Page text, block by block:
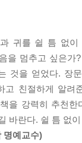
거리면 강하게 받
니다. 아무리 사
가장 신속 정확
이다.
게 뒤집을 때도 좋
공원이 있습니다(
결정판!
남자, 이 세상 모
만 독자를 열광
강력하게 돌아왔다.
과 소비자의 눈과
벽하게 소개한
귀를 쉴 틈 없
을 멈추고 싶은
것을 얻었다. 장
고 친절하게 알
을 강력히 추천
바란다. 쉴 틈 없
명예교수)